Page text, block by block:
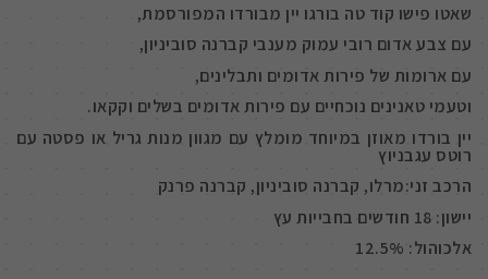
שאטו פישו קוד טה בורגו יין מבורדו המפורסמת,
עם צבע אדום רובי עמוק מענבי קברנה סוביניון,
עם ארומות של פירות אדומים ותבלינים,
וטעמי טאנינים נוכחיים עם פירות אדומים בשלים וקקאו.
יין בורדו מאוזן במיוחד מומלץ עם מגוון מנות גריל או פסטה עם
רוטס עגבניוץ
הרכב זני:מרלו, קברנה סוביניון, קברנה פרנק
יישון: 18 חודשים בחבייות עץ
אלכוהול: 12.5%